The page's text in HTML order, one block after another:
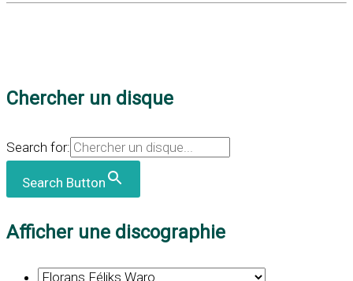
Chercher un disque
Search for:
Search Button
Afficher une discographie